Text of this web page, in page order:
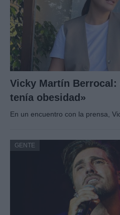
Vicky Martín Berrocal:
tenía obesidad»
En un encuentro con la prensa,
GENTE